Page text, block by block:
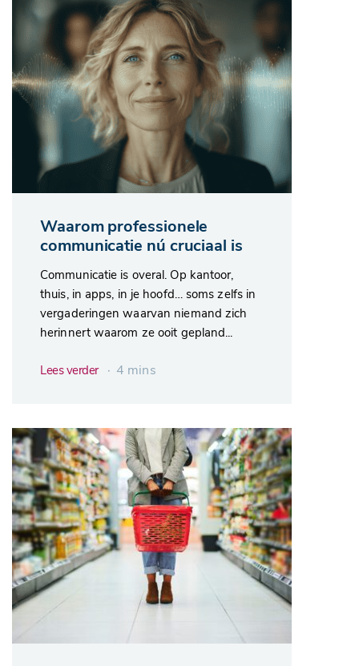
Waarom professionele
communicatie nú cruciaal is
Communicatie is overal. Op kantoor,
thuis, in apps, in je hoofd… soms zelfs in
vergaderingen waarvan niemand zich
herinnert waarom ze ooit gepland...
Lees verder ∙ 4 mins